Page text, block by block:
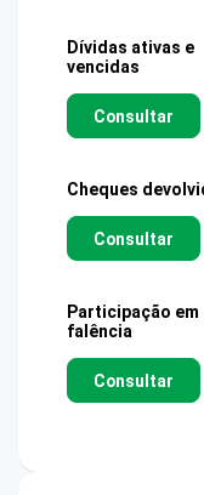
Dívidas ativas e
vencidas
Consultar
Cheques
Consultar
Participação em
falência
Consultar